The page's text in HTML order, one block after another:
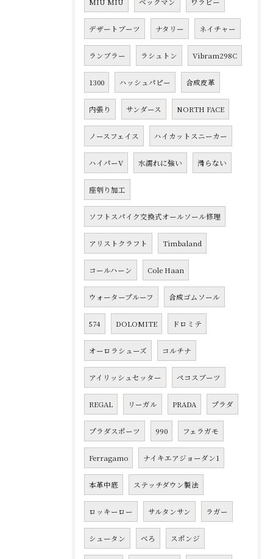
デザートブーツ ナタリー ネイチャー
ランブラー ラシュトン Vibram298C
1300 ハッシュパピー 合成皮革
内張り サンダース NORTH FACE
ノースフェイス ハイカットスニーカー
ハイパーV 水濡れに強い 滑らない
座刳り加工
ソフトスパイク交換式オールソール修理
アリストクラフト Timbaland
コールハーン Cole Haan
ウォータープルーフ 合成ゴムソール
574 DOLOMITE ドロミテ
オーロラシューズ コルチナ
アイリッシュセッター ペコスブーツ
REGAL リーガル PRADA プラダ
プラダスポーツ 990 フェラガモ
Ferragamo ナイキエアジョーダン1
本革中底 ステッチダウン製法
ロッキーロー サルタンサン ラガー
シュータン べろ スポンジ